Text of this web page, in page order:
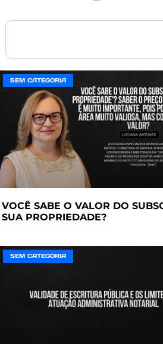
SEM CATEGORIA
VOCÊ SABE O VALOR DO
SUA PROPRIEDADE?
SEM CATEGORIA